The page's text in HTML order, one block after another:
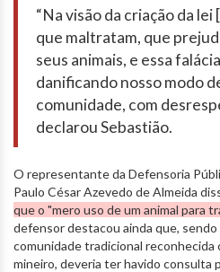
“Na visão da criação da
que maltratam, que
seus animais, e essa
danificando nosso modo
comunidade, com
declarou Sebastião.
O representante da Defensoria
Paulo César Azevedo de Almeida
que o "mero uso de um animal para
defensor destacou ainda que, sendo
comunidade tradicional
mineiro, deveria ter havido consulta